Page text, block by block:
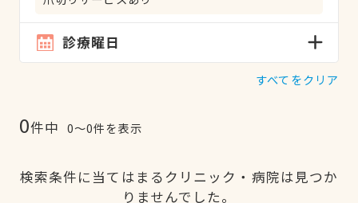
診療曜日
すべてをクリア
0件中 0〜0件を表示
検索条件に当てはまるクリニック・病院は見つか
りませんでした。